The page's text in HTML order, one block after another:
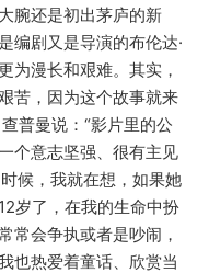
腕还是初出茅庐的新
编剧又是导演的布伦达·
为漫长和艰难。其实，
苦，因为这个故事就来
普曼说：“影片里的公
个意志坚强、很有主见
候，我就在想，如果她
岁了，在我的生命中扮
常会争执或者是吵闹，
也热爱着童话、欣赏当